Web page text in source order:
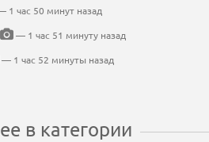
1 час 50 минут назад
— 1 час 51 минуту назад
— 1 час 52 минуты назад
в категории